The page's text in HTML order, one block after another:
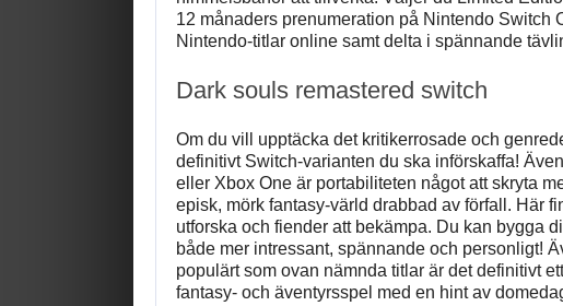
12 månaders prenumeration på Nintendo Switch
Nintendo-titlar online samt delta i spännande
Dark souls remastered switch
Om du vill upptäcka det kritikerrosade och
definitivt Switch-varianten du ska införskaffa!
eller Xbox One är portabiliteten något att skryta
episk, mörk fantasy-värld drabbad av förfall. Här
utforska och fiender att bekämpa. Du kan bygga
både mer intressant, spännande och personligt!
populärt som ovan nämnda titlar är det definitivt
fantasy- och äventyrsspel med en hint av